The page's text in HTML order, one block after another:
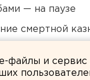
— на паузе
смертной
файлы и